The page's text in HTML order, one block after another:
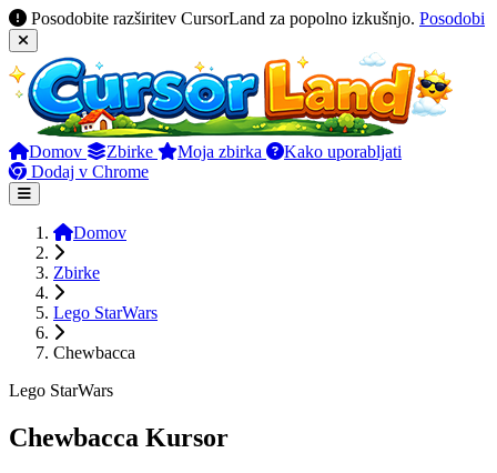
Posodobite razširitev CursorLand za popolno izkušnjo. Posodobi
Domov Zbirke Moja zbirka
Kako uporabljati
Dodaj v Chrome
Domov
Zbirke
Lego StarWars
Chewbacca
Lego StarWars
Chewbacca Kursor